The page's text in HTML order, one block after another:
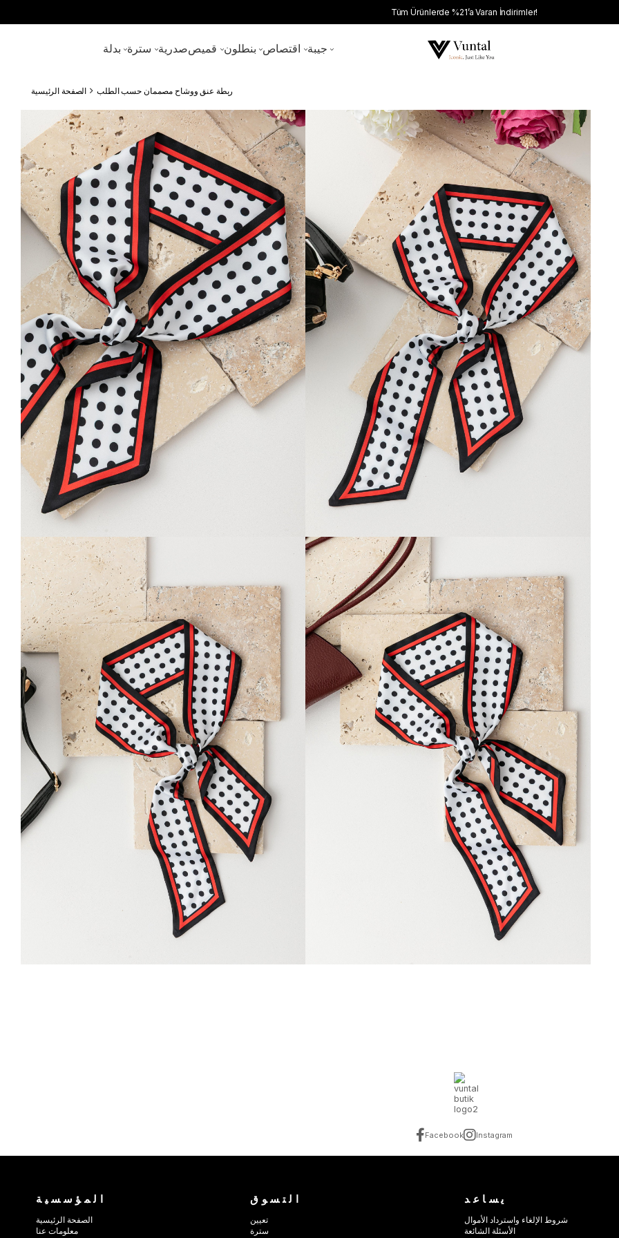
Tüm Ürünlerde %21’a Varan İndirimler!
بدلة سترة صدريةقميص بنطلون اقتصاص جيبة
الصفحة الرئيسية ربطة عنق ووشاح مصممان حسب الطلب
Facebook Instagram
المؤسسية
الصفحة الرئيسية
معلومات عنا
التسوق
تعيين
سترة
يساعد
شروط الإلغاء واسترداد الأموال
الأسئلة الشائعة